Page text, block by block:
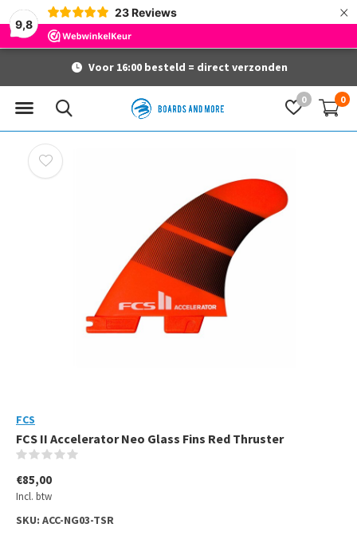
9,8
23 Reviews ×
0 0
Voor 16:00 besteld = direct verzonden
FCS
FCS II Accelerator Neo Glass Fins Red Thruster
€85,00
Incl. btw
SKU: ACC-NG03-TSR